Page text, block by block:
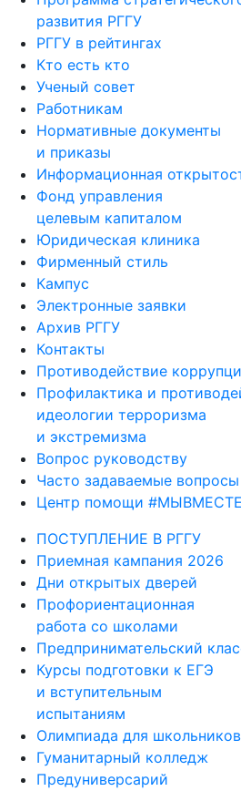
развития РГГУ
РГГУ в рейтингах
Кто есть кто
Ученый совет
Работникам
Нормативные документы
и приказы
Информационная
Фонд управления
целевым капиталом
Юридическая клиника
Фирменный стиль
Кампус
Электронные заявки
Архив РГГУ
Контакты
Противодействие
Профилактика и
идеологии терроризма
и экстремизма
Вопрос руководству
Часто задаваемые вопросы
Центр помощи #МЫВМЕСТЕ
ПОСТУПЛЕНИЕ В РГГУ
Приемная кампания 2026
Дни открытых дверей
Профориентационная
работа со школами
Предпринимательский
Курсы подготовки к ЕГЭ
и вступительным
испытаниям
Олимпиада для школьников
Гуманитарный колледж
Предуниверсарий